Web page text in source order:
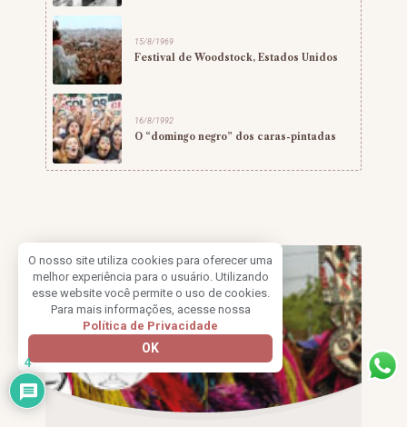
O nosso site utiliza cookies para oferecer uma
melhor experiência para o usuário. Utilizando
esse website você permite o uso de cookies.
Para mais informações, acesse nossa
Política de Privacidade
OK
15/8/1969
Festival de Woodstock, Estados Unidos
16/8/1992
O “domingo negro” dos caras-pintadas
4